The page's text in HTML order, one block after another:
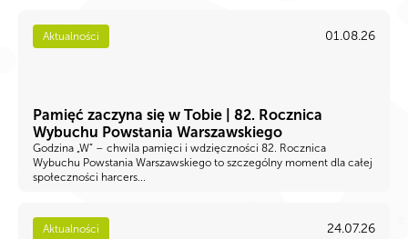
Aktualności 01.08.26
Pamięć zaczyna się w Tobie | 82. Rocznica
Wybuchu Powstania Warszawskiego
Godzina „W” – chwila pamięci i wdzięczności 82. Rocznica
Wybuchu Powstania Warszawskiego to szczególny moment dla całej
społeczności harcers...
Aktualności 24.07.26